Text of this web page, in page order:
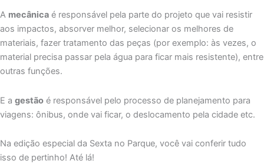
A mecânica é responsável pela parte do projeto que vai resistir
aos impactos, absorver melhor, selecionar os melhores de
materiais, fazer tratamento das peças (por exemplo: às vezes, o
material precisa passar pela água para ficar mais resistente), entre
outras funções.
E a gestão é responsável pelo processo de planejamento para
viagens: ônibus, onde vai ficar, o deslocamento pela cidade etc.
Na edição especial da Sexta no Parque, você vai conferir tudo
isso de pertinho! Até lá!